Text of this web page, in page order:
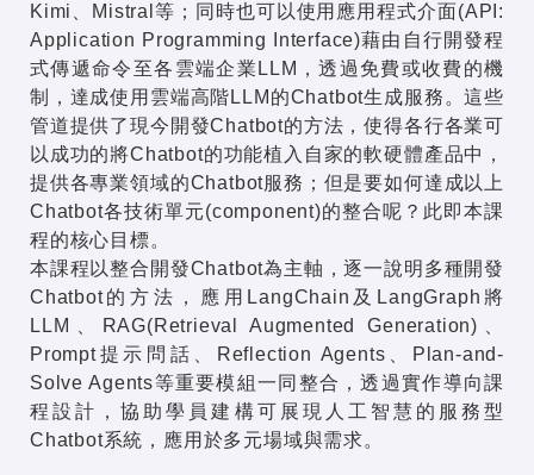
Kimi、Mistral等；同時也可以使用應用程式介面(API:
Application Programming Interface)藉由自行開發程
式傳遞命令至各雲端企業LLM，透過免費或收費的機
制，達成使用雲端高階LLM的Chatbot生成服務。這些
管道提供了現今開發Chatbot的方法，使得各行各業可
以成功的將Chatbot的功能植入自家的軟硬體產品中，
提供各專業領域的Chatbot服務；但是要如何達成以上
Chatbot各技術單元(component)的整合呢？此即本課
程的核心目標。
本課程以整合開發Chatbot為主軸，逐一說明多種開發
Chatbot的方法，應用LangChain及LangGraph將
LLM、RAG(Retrieval Augmented Generation)、
Prompt提示問話、Reflection Agents、Plan-and-
Solve Agents等重要模組一同整合，透過實作導向課
程設計，協助學員建構可展現人工智慧的服務型
Chatbot系統，應用於多元場域與需求。